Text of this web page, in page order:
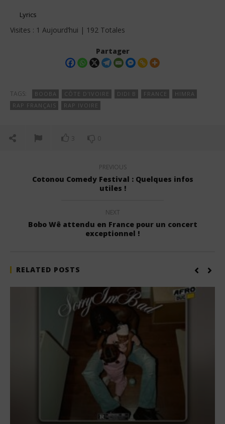
Lyrics
Visites : 1 Aujourd’hui | 192 Totales
Partager
TAGS: BOOBA CÔTE D'IVOIRE DIDI B FRANCE
HIMRA
RAP FRANÇAIS
RAP IVOIRE
3 0
PREVIOUS
Cotonou Comedy Festival : Quelques infos
utiles !
NEXT
Bobo Wê attendu en France pour un concert
exceptionnel !
RELATED POSTS